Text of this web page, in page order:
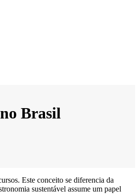
Brasil
Este conceito se diferencia da
sustentável assume um papel